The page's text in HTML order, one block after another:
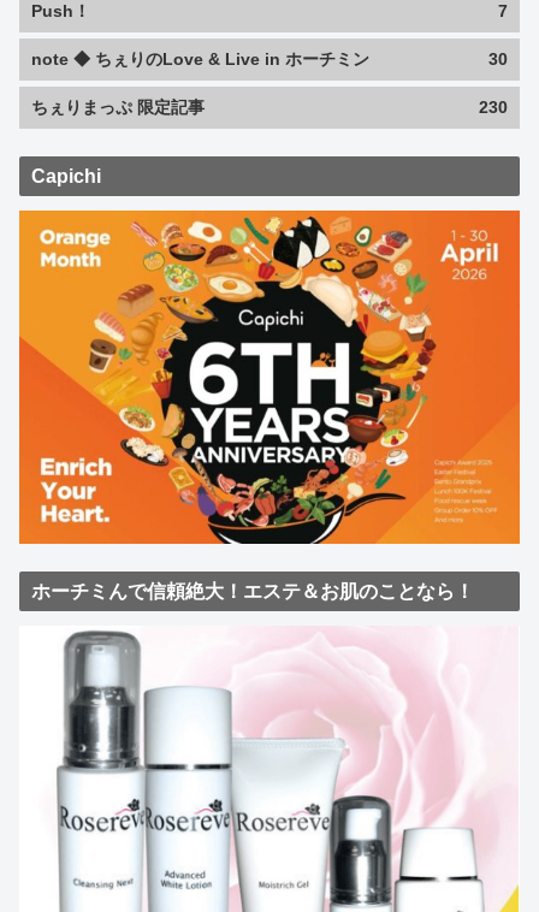
Push！ 7
note ◆ ちぇりのLove & Live in ホーチミン 30
ちぇりまっぷ 限定記事 230
Capichi
ホーチミんで信頼絶大！エステ＆お肌のことなら！